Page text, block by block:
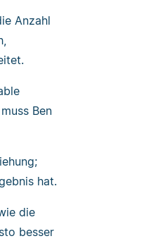
Anzahl
Ben
hat.
die
besser